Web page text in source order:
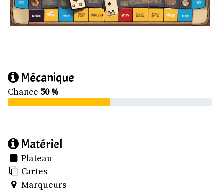
Mécanique
Chance 50 %
Matériel
Plateau
Cartes
Marqueurs